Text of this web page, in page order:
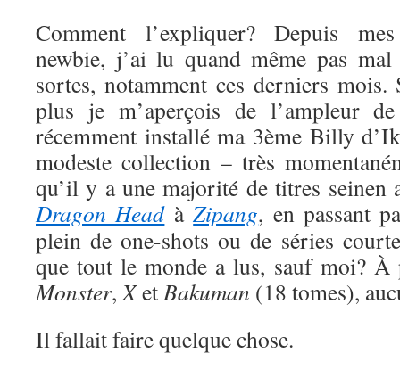
Comment l’expliquer? Depuis
newbie, j’ai lu quand même pas
sortes, notamment ces derniers
plus je m’aperçois de l’ampleur
récemment installé ma 3ème Billy
modeste collection – très
qu’il y a une majorité de titres seinen
Dragon HeadàZipang, en passant
plein de one-shots ou de séries
que tout le monde a lus, sauf moi?
Monster,XetBakuman (18 tomes),
Il fallait faire quelque chose.